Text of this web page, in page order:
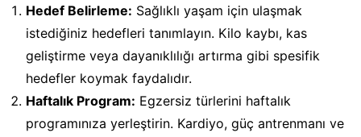
Hedef Belirleme: Sağlıklı yaşam için ulaşmak
istediğiniz hedefleri tanımlayın. Kilo kaybı, kas
geliştirme veya dayanıklılığı artırma gibi spesifik
hedefler koymak faydalıdır.
Haftalık Program: Egzersiz türlerini haftalık
programınıza yerleştirin. Kardiyo, güç antrenmanı ve